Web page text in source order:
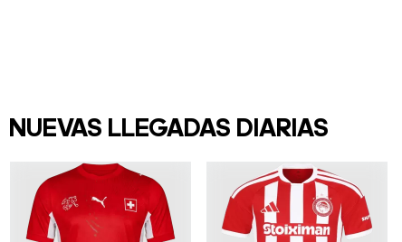
NUEVAS LLEGADAS DIARIAS